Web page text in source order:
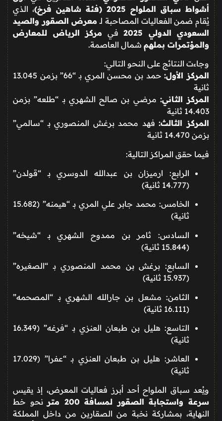
أشواط سباق الملواح 2025 (فئة شاهين فرخ)
، الذي
يُقام ضمن الفعاليات المصاحبة لـ معرض الصقور والصيد
السعودي الدولي 2025
في مركز الرياض للمعارض
والمؤتمرات بملهم شمال العاصمة.
وجاءت النتائج على النحو التالي:
المركز الأول:
حمد بن محسن المري بـ “66” بزمن 13.045
ثانية
المركز الثاني: مرضي بن صالح الشهري بـ “طلعه” بزمن
14.403 ثانية
المركز الثالث:فهد محمد برغش المنصوري بـ “سالمي”
بزمن 14.470 ثانية
فيما حقق المراكز التالية:
الرابع: ارميزان بن عبدالله الدوسري بـ “قولدن”
(14.777 ثانية)
الخامس: محمد جابر علي المري بـ “هيمنه” (15.682
ثانية)
السادس: ثامر بن ممدوح الشهري بـ “شيخه”
(15.844 ثانية)
السابع: برغش بن محمد المنصوري بـ “الصغيره”
(15.937 ثانية)
الثامن: مشعل بن جارالله الشهري بـ “المصحمه”
(16.111 ثانية)
التاسع: هليل بن طبعان العنزي بـ “فرغه” (16.349
ثانية)
العاشر: هليل بن طبعان العنزي بـ “عفرا” (17.029
ثانية)
ويُعد سباق الملواح أحد أبرز فعاليات المعرض، إذ يقيس
سرعة واستجابة الصقور لمسافة 200 متر
نحو خط
النهاية، بمشاركة نخبة من الصقارين من داخل المملكة